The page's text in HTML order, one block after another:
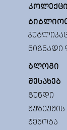
ᲬᲘᲒᲜᲐᲓᲘ
ᲑᲚᲝᲒᲘ
ᲨᲔᲡᲐᲮᲔᲑ
ᲒᲣᲜᲓᲘ
ᲨᲔᲜᲝᲑᲐ